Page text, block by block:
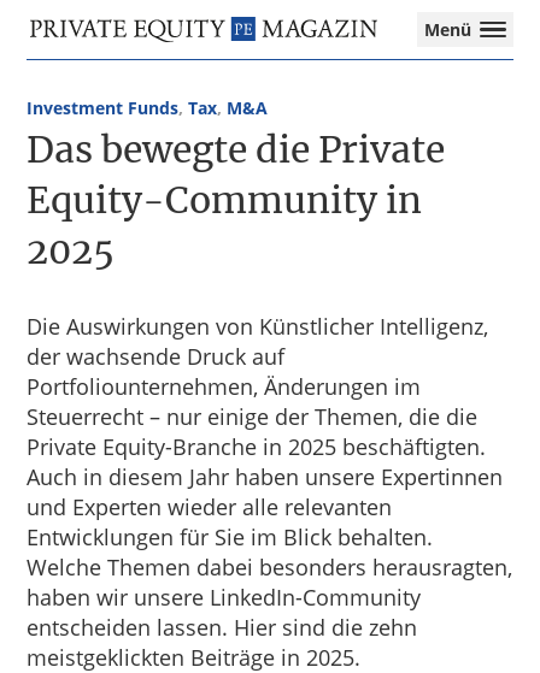
Hauptnavigation
Inhalt
Private
Equity
Das
für
die
Private
Equity-
Branche
–
Investment
I
M&A
I
Tax
Menü
Das bewegte die Private
Equity-Community in
2025
Die Auswirkungen von Künstlicher Intelligenz,
der wachsende Druck auf
Portfoliounternehmen, Änderungen im
Steuerrecht – nur einige der Themen, die die
Private Equity-Branche in 2025 beschäftigten.
Auch in diesem Jahr haben unsere Expertinnen
und Experten wieder alle relevanten
Entwicklungen für Sie im Blick behalten.
Welche Themen dabei besonders herausragten,
haben wir unsere LinkedIn-Community
entscheiden lassen. Hier sind die zehn
meistgeklickten Beiträge in 2025.
Investment Funds,Tax, M&A